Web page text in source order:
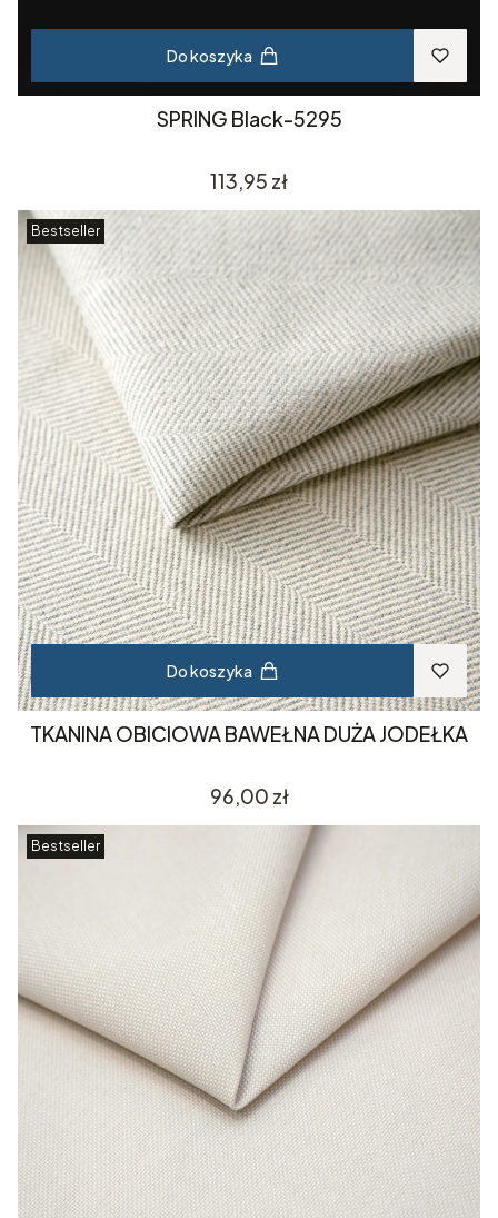
Do koszyka
SPRING Black-5295
Cena
113,95 zł
Bestseller
Do koszyka
TKANINA OBICIOWA BAWEŁNA DUŻA JODEŁKA
Cena
96,00 zł
Bestseller